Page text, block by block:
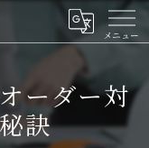
ーダー対
訣